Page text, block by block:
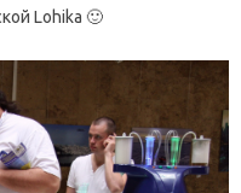
Lohika 🙂